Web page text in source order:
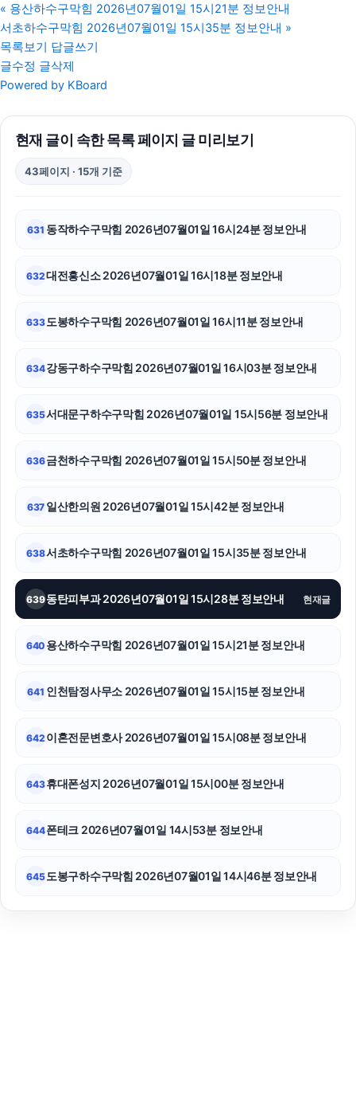
양육권
광진구하수구막힘
의정부형사변호사
대전흥신소
카니발 장기렌트
송파하수구막힘
동탄임플란트
의정부형사전문변호사
« 용산하수구막힘 2026년07월01일 15시21분 정보안내
서초하수구막힘 2026년07월01일 15시35분 정보안내 »
목록보기 답글쓰기
글수정 글삭제
Powered by KBoard
현재 글이 속한 목록 페이지 글 미리보기
43페이지 · 15개 기준
631 동작하수구막힘 2026년07월01일 16시24분 정보안내
632대전흥신소 2026년07월01일 16시18분 정보안내
633 도봉하수구막힘 2026년07월01일 16시11분 정보안내
634강동구하수구막힘 2026년07월01일 16시03분 정보안내
635서대문구하수구막힘 2026년07월01일 15시56분 정보안내
636금천하수구막힘 2026년07월01일 15시50분 정보안내
637 일산한의원 2026년07월01일 15시42분 정보안내
638서초하수구막힘 2026년07월01일 15시35분 정보안내
639동탄피부과 2026년07월01일 15시28분 정보안내 현재글
640 용산하수구막힘 2026년07월01일 15시21분 정보안내
641 인천탐정사무소 2026년07월01일 15시15분 정보안내
642 이혼전문변호사 2026년07월01일 15시08분 정보안내
643휴대폰성지 2026년07월01일 15시00분 정보안내
644폰테크 2026년07월01일 14시53분 정보안내
645 도봉구하수구막힘 2026년07월01일 14시46분 정보안내